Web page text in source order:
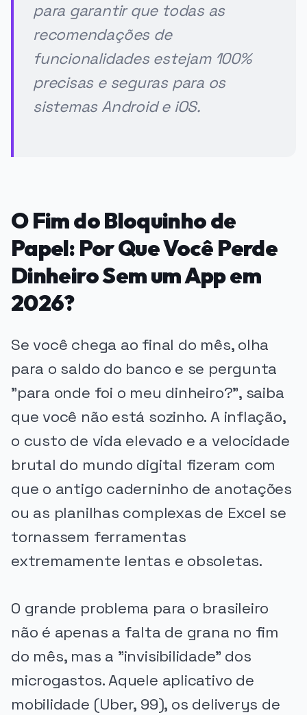
para garantir que todas as
recomendações de
funcionalidades estejam 100%
precisas e seguras para os
sistemas Android e iOS.
O Fim do Bloquinho de
Papel: Por Que Você Perde
Dinheiro Sem um App em
2026?
Se você chega ao final do mês, olha
para o saldo do banco e se pergunta
"para onde foi o meu dinheiro?", saiba
que você não está sozinho. A inflação,
o custo de vida elevado e a velocidade
brutal do mundo digital fizeram com
que o antigo caderninho de anotações
ou as planilhas complexas de Excel se
tornassem ferramentas
extremamente lentas e obsoletas.
O grande problema para o brasileiro
não é apenas a falta de grana no fim
do mês, mas a "invisibilidade" dos
microgastos. Aquele aplicativo de
mobilidade (Uber, 99), os deliverys de